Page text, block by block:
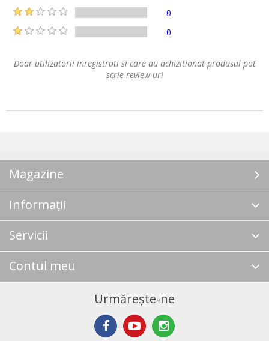
0
0
Doar utilizatorii inregistrati si care au achizitionat produsul pot
scrie review-uri
Magazine
Informații
Servicii
Contul meu
Urmărește-ne